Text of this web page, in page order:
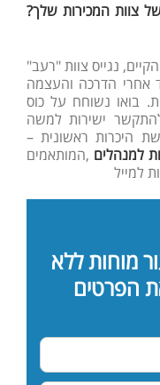
צוות המכירות שלך?
נגייס צוות "רעב"
אחרי הדרכה והעצמה
בואו נשוחח על כוס
ישירות למשה
ולקבוע פגישת היכרות ראשונית –
למנהלים ,המותאמים
למייל
מוחות ללא
הפרטים